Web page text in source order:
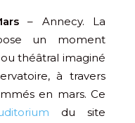
– Annecy. La
un moment
théâtral imaginé
à travers
en mars. Ce
du site